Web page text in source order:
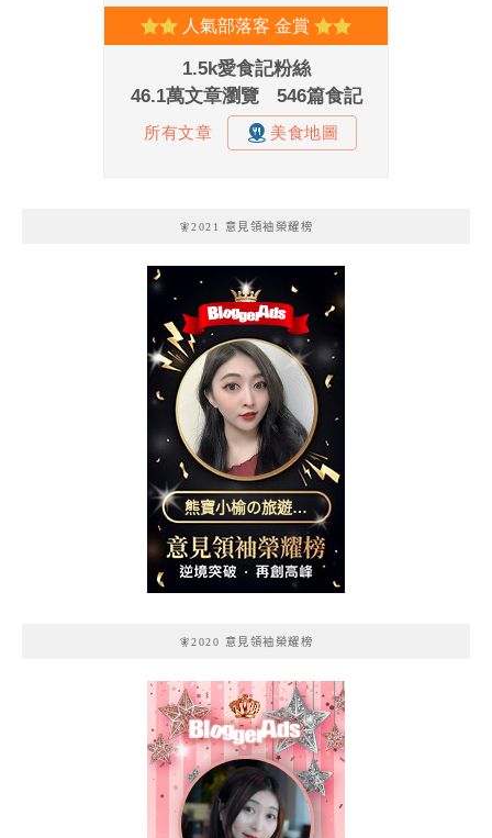
🧚2021 意見領袖榮耀榜
熊寶小榆の旅遊日
記
🧚2020 意見領袖榮耀榜